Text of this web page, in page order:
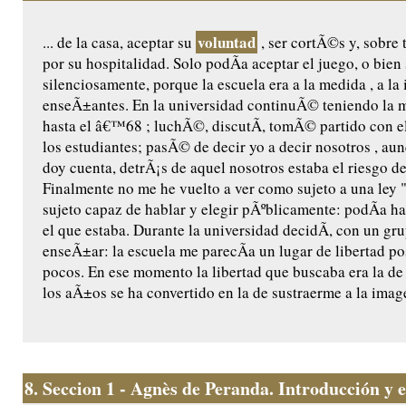
... de la casa, aceptar su voluntad , ser cortÃ©s y, sobre
por su hospitalidad. Solo podÃ­a aceptar el juego, o bien
silenciosamente, porque la escuela era a la medida , a la
enseÃ±antes. En la universidad continuÃ© teniendo la
hasta el â€™68 ; luchÃ©, discutÃ­, tomÃ© partido con
los estudiantes; pasÃ© de decir yo a decir nosotros ,
doy cuenta, detrÃ¡s de aquel nosotros estaba el riesgo
Finalmente no me he vuelto a ver como sujeto a una ley
sujeto capaz de hablar y elegir pÃºblicamente: podÃ­a
el que estaba. Durante la universidad decidÃ­, con un
enseÃ±ar: la escuela me parecÃ­a un lugar de libertad
pocos. En ese momento la libertad que buscaba era la
los aÃ±os se ha convertido en la de sustraerme a la
8. Seccion 1 - Agnès de Peranda. Introducción y